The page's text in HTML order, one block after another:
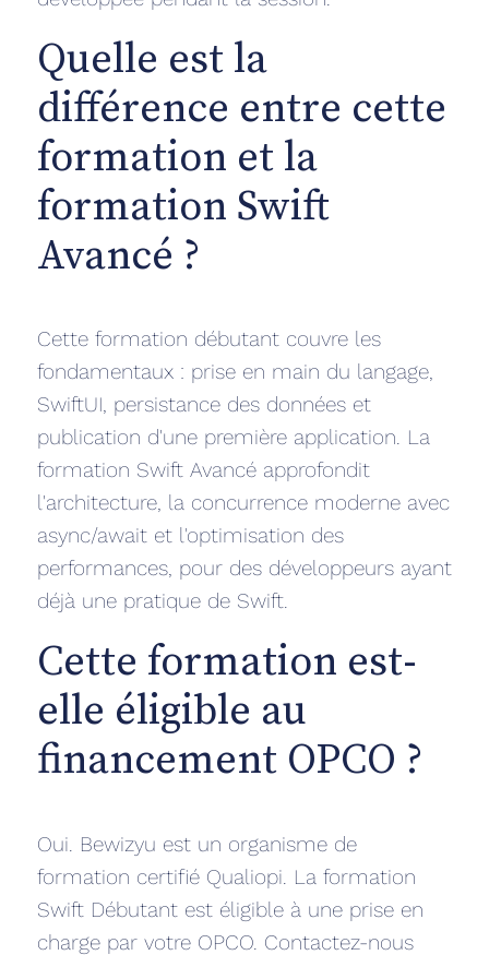
Quelle est la
différence entre cette
formation et la
formation Swift
Avancé ?
Cette formation débutant couvre les
fondamentaux : prise en main du langage,
SwiftUI, persistance des données et
publication d'une première application. La
formation Swift Avancé approfondit
l'architecture, la concurrence moderne avec
async/await et l'optimisation des
performances, pour des développeurs ayant
déjà une pratique de Swift.
Cette formation est-
elle éligible au
financement OPCO ?
Oui. Bewizyu est un organisme de
formation certifié Qualiopi. La formation
Swift Débutant est éligible à une prise en
charge par votre OPCO. Contactez-nous